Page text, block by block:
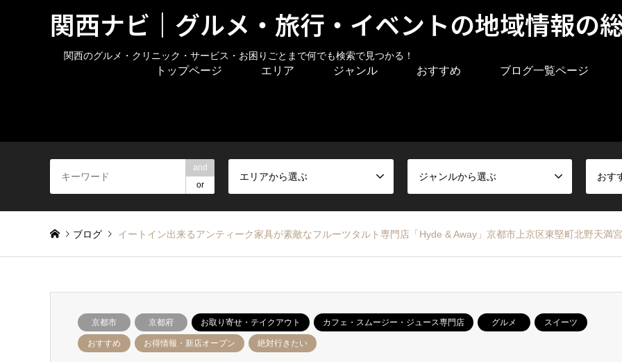
関西ナビ｜グルメ・旅行・イベントの地域情報の
関西のグルメ・クリニック・サービス・お困りごとまで何でも検索で見つかる！
トップページ エリア ジャンル おすすめ ブログ一覧ページ
and
or
エリアから選ぶ ジャンルから選ぶ おす
ブログ イートイン出来るアンティーク家具が素敵なフルーツタルト専門店「Hyde & Away」京都市上京区東堅町北野天満
京都市 京都府 お取り寄せ・テイクアウト カフェ・スムージー・ジュース専門店 グルメ スイーツ
おすすめ お得情報・新店オープン 絶対行きたい